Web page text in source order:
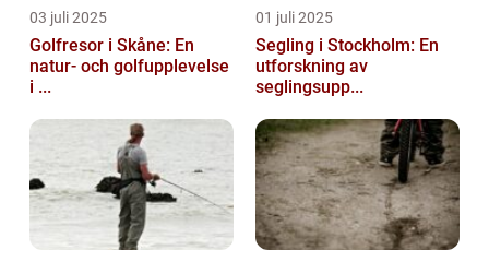
03 juli 2025
Golfresor i Skåne: En
natur- och golfupplevelse
i ...
01 juli 2025
Segling i Stockholm: En
utforskning av
seglingsupp...